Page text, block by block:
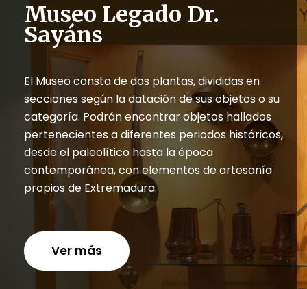
Museo Legado Dr.
Sayáns
El Museo consta de dos plantas, divididas en
secciones según la datación de sus objetos o su
categoría. Podrán encontrar objetos hallados
pertenecientes a diferentes periodos históricos,
desde el paleolítico hasta la época
contemporánea, con elementos de artesanía
propios de Extremadura.
Ver más